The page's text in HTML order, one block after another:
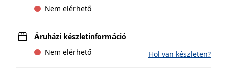
Nem elérhető
Áruházi készletinformáció
Nem elérhető
Hol van készleten?